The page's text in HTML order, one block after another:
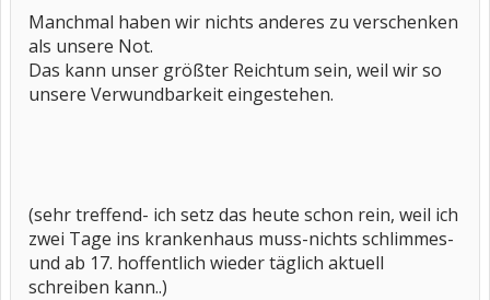
Manchmal haben wir nichts anderes zu verschenken
als unsere Not.
Das kann unser größter Reichtum sein, weil wir so
unsere Verwundbarkeit eingestehen.
(sehr treffend- ich setz das heute schon rein, weil ich
zwei Tage ins krankenhaus muss-nichts schlimmes-
und ab 17. hoffentlich wieder täglich aktuell
schreiben kann..)